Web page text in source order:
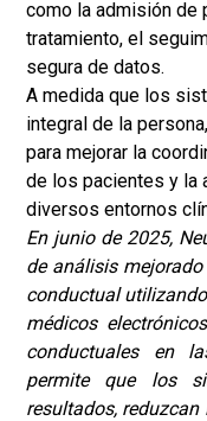
como la admisión de
tratamiento, el
segura de datos.
A medida que los
integral de la
para mejorar la
de los pacientes y la
diversos entornos
En junio de 2025,
de análisis
conductual
médicos
conductuales en
permite que los
resultados,